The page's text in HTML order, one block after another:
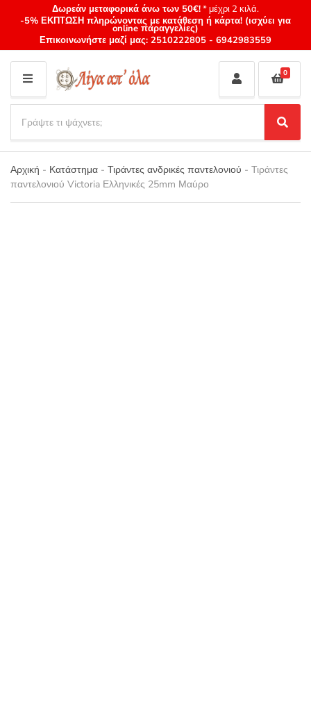
Δωρεάν μεταφορικά άνω των 50€!* μέχρι 2 κιλά.
-5% ΕΚΠΤΩΣΗ πληρώνοντας με κατάθεση ή κάρτα! (ισχύει για
online παραγγελίες)
Επικοινωνήστε μαζί μας: 2510222805 - 6942983559
M
E
N
U
Category
name
a
r
c
h
p
S
e
a
r
0
Αρχική - Κατάστημα - Τιράντες ανδρικές παντελονιού - Τιράντες
παντελονιού Victoria Ελληνικές 25mm Μαύρο